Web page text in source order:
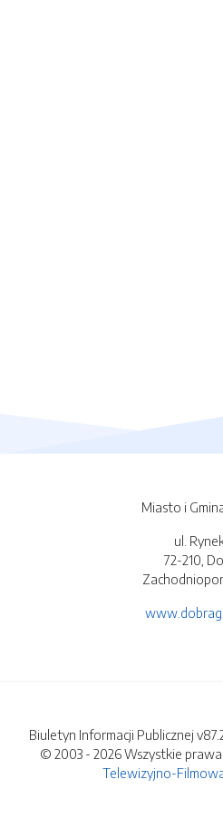
Miasto i
ul.
72-210,
Biuletyn Informacji Publicznej
© 2003 - 2026 Wszystkie
Telewizyjno-